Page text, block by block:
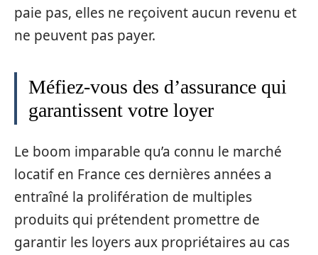
paie pas, elles ne reçoivent aucun revenu et
ne peuvent pas payer.
Méfiez-vous des d’assurance qui
garantissent votre loyer
Le boom imparable qu’a connu le marché
locatif en France ces dernières années a
entraîné la prolifération de multiples
produits qui prétendent promettre de
garantir les loyers aux propriétaires au cas